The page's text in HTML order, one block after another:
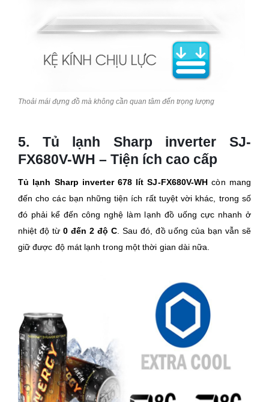
Thoải mái đựng đồ mà không cần quan tâm đến trọng lượng
5. Tủ lạnh Sharp inverter SJ-
FX680V-WH – Tiện ích cao cấp
Tủ lạnh Sharp inverter 678 lít SJ-FX680V-WHcòn mang
đến cho các bạn những tiện ích rất tuyệt vời khác, trong số
đó phải kể đến công nghệ làm lạnh đồ uống cực nhanh ở
nhiệt độ từ0 đến 2 độ C . Sau đó, đồ uống của bạn vẫn sẽ
giữ được độ mát lạnh trong một thời gian dài nữa.